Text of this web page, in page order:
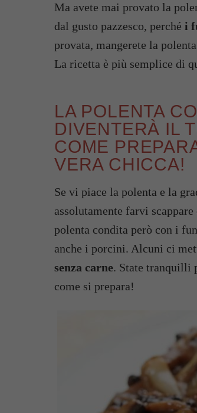
Ma avete mai provato la
dal gusto pazzesco, perché i
provata, mangerete la
La ricetta è più semplice di
LA POLENTA
DIVENTERÀ IL
COME
VERA CHICCA!
Se vi piace la polenta e la
assolutamente farvi
polenta condita però con i
anche i porcini. Alcuni ci
senza carne. State tranquilli
come si prepara!